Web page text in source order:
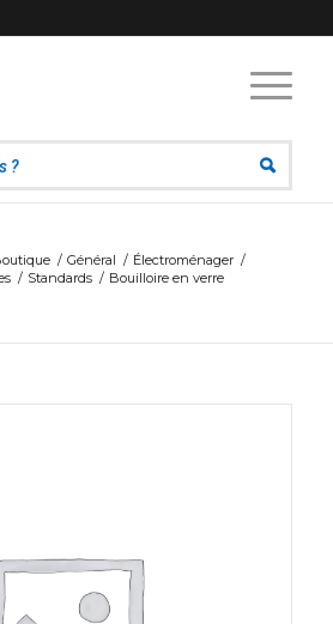
/ Général / Électroménager /
/ Standards / Bouilloire en verre